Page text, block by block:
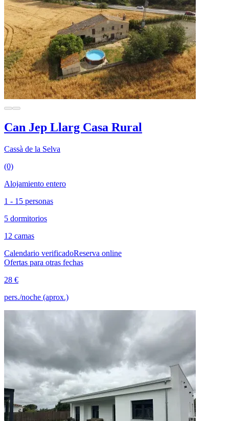
Can Jep Llarg Casa Rural
Cassà de la Selva
(0)
Alojamiento entero
1 - 15 personas
5 dormitorios
12 camas
Calendario verificadoReserva online
Ofertas para otras fechas
28 €
pers./noche (aprox.)